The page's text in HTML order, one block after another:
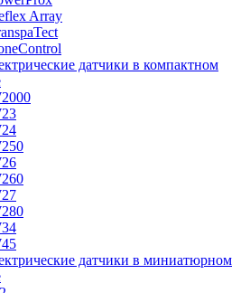
Array
датчики в компактном
датчики в миниатюрном